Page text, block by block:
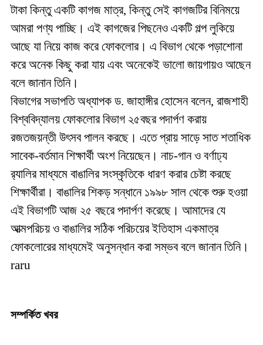
টাকা কিন্তু একটি কাগজ মাত্র, কিন্তু সেই কাগজটির বিনিময়ে
আমরা পণ্য পাচ্ছি। এই কাগজের পিছনেও একটি গল্প লুকিয়ে
আছে যা নিয়ে কাজ করে ফোকলোর। এ বিভাগ থেকে পড়াশোনা
করে অনেক কিছু করা যায় এবং অনেকেই ভালো জায়গায়ও আছেন
বলে জানান তিনি।
বিভাগের সভাপতি অধ্যাপক ড. জাহাঙ্গীর হোসেন বলেন, রাজশাহী
বিশ্ববিদ্যালয় ফোকলোর বিভাগ ২৫বছর পদার্পণ করায়
রজতজয়ন্তী উৎসব পালন করছে। এতে প্রায় সাড়ে সাত শতাধিক
সাবেক-বর্তমান শিক্ষার্থী অংশ নিয়েছেন। নাচ-গান ও বর্ণাঢ্য
র‍্যালির মাধ্যমে বাঙালির সংস্কৃতিকে ধারণ করার চেষ্টা করছে
শিক্ষার্থীরা। বাঙালির শিকড় সন্ধানে ১৯৯৮ সাল থেকে শুরু হওয়া
এই বিভাগটি আজ ২৫ বছরে পদার্পণ করেছে। আমাদের যে
আত্মপরিচয় ও বাঙালির সঠিক পরিচয়ের ইতিহাস একমাত্র
ফোকলোরের মাধ্যমেই অনুসন্ধান করা সম্ভব বলে জানান তিনি।
raru
সম্পর্কিত খবর